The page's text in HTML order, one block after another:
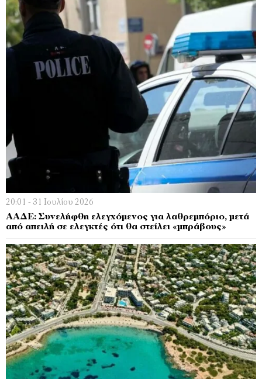
20:01 - 31 Ιουλίου 2026
ΑΑΔΕ: Συνελήφθη ελεγχόμενος για λαθρεμπόριο, μετά
από απειλή σε ελεγκτές ότι θα στείλει «μπράβους»